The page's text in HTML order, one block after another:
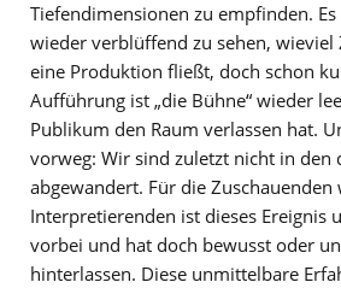
Tiefendimensionen zu empfinden.
wieder verblüffend zu sehen, wieviel
eine Produktion fließt, doch schon
Aufführung ist „die Bühne“ wieder
Publikum den Raum verlassen hat.
vorweg: Wir sind zuletzt nicht in den
abgewandert. Für die Zuschauenden
Interpretierenden ist dieses Ereignis
vorbei und hat doch bewusst oder
hinterlassen. Diese unmittelbare